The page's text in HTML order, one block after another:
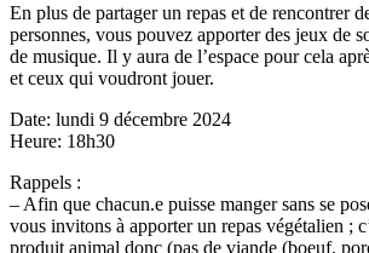
En plus de partager un repas et de rencontrer
personnes, vous pouvez apporter des jeux de
de musique. Il y aura de l’espace pour cela
et ceux qui voudront jouer.
Date: lundi 9 décembre 2024
Heure: 18h30
Rappels :
– Afin que chacun.e puisse manger sans se
vous invitons à apporter un repas végétalien ;
produit animal donc (pas de viande (boeuf,